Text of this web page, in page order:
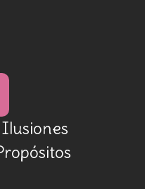
Ilusiones